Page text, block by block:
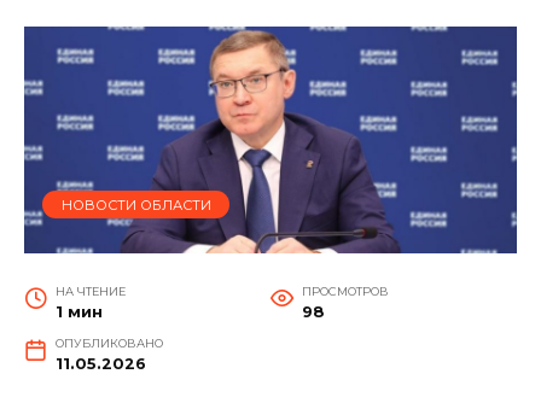
НОВОСТИ ОБЛАСТИ
НА ЧТЕНИЕ
1 мин
ПРОСМОТРОВ
98
ОПУБЛИКОВАНО
11.05.2026